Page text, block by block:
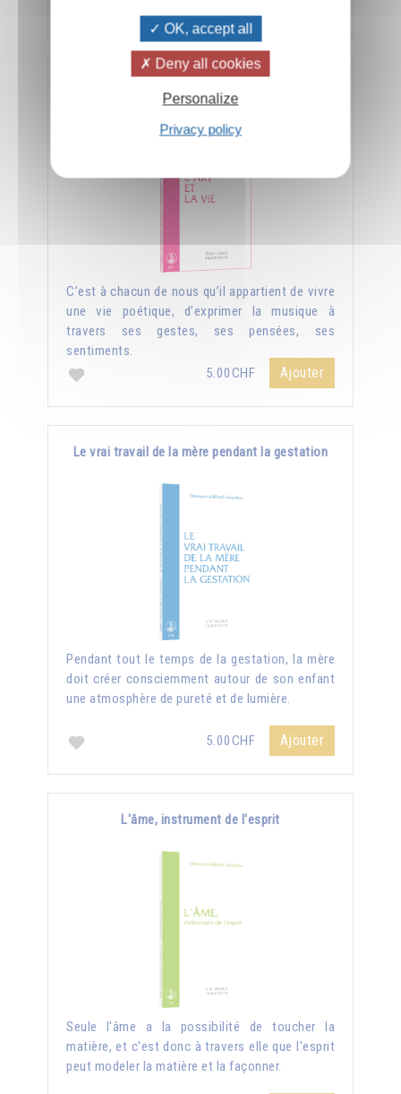
C’est à chacun de nous qu’il appartient de vivre
une vie poétique, d’exprimer la musique à
travers ses gestes, ses pensées, ses
sentiments.
5.00CHF
Ajouter
Le vrai travail de la mère pendant la gestation
Pendant tout le temps de la gestation, la mère
doit créer consciemment autour de son enfant
une atmosphère de pureté et de lumière.
5.00CHF Ajouter
L'âme, instrument de l'esprit
Seule l'âme a la possibilité de toucher la
matière, et c'est donc à travers elle que l'esprit
peut modeler la matière et la façonner.
OK, accept all
Deny all cookies
Personalize
Privacy policy